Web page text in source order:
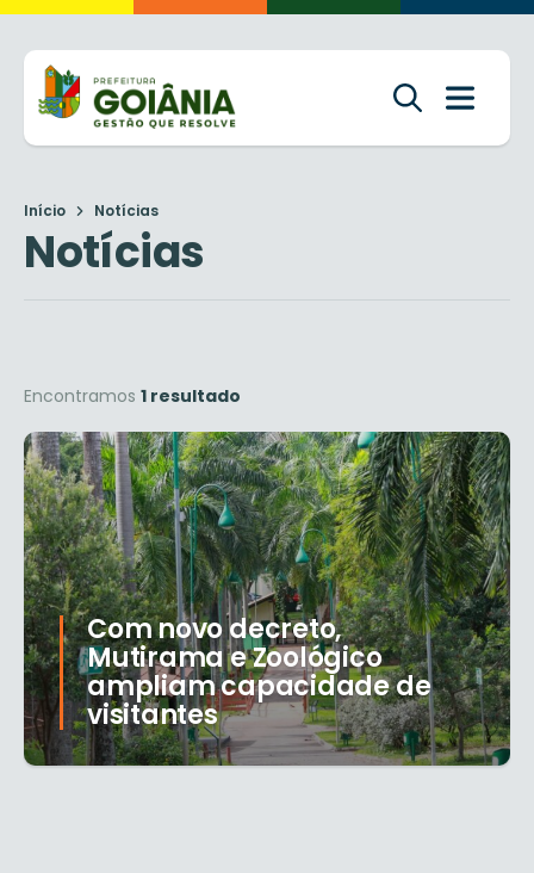
Início Notícias
Notícias
Encontramos 1 resultado
Com novo decreto,
Mutirama e Zoológico
ampliam capacidade de
visitantes